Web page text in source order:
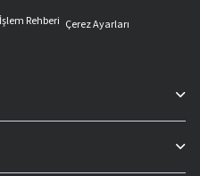
İşlem Rehberi Çerez Ayarları